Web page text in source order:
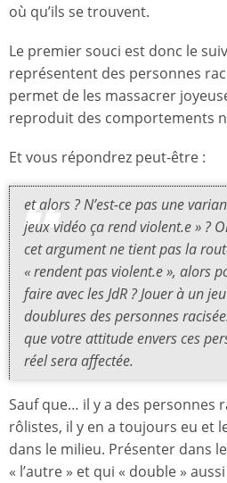
où qu’ils se trouvent.
Le premier souci est donc le
représentent des personnes
permet de les massacrer
reproduit des comportements
Et vous répondrez peut-être :
et alors ? N’est-ce pas une
jeux vidéo ça rend violent.e » ?
cet argument ne tient pas la
« rendent pas violent.e », alors
faire avec les JdR ? Jouer à un
doublures des personnes
que votre attitude envers ces
réel sera affectée.
Sauf que… il y a des personnes
rôlistes, il y en a toujours eu et
dans le milieu. Présenter dans
« l’autre » et qui « double »